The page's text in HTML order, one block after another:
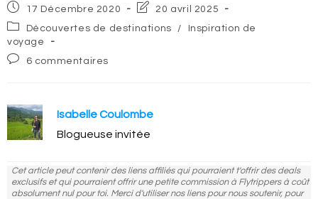
Post
published:
17 Décembre 2020
Post
modified:
20 avril 2025
Post
category:
Découvertes de destinations /
Inspiration de
voyage
Post6 commentaires
Isabelle Coulombe
Blogueuse invitée
Cet article peut contenir des liens affiliés qui pourraient t'offrir des deals
exclusifs et qui pourraient offrir une petite commission à Flytrippers à coût
absolument nul pour toi. Merci d'utiliser nos liens pour nous soutenir, pour